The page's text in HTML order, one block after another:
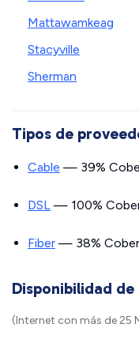
Mattawamkeag
Stacyville
Sherman
Tipos de
Cable — 39%
DSL — 100%
Fiber — 38%
Disponibilidad de
(Internet con más de 25